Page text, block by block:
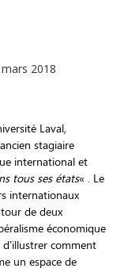
2018
Laval,
stagiaire
international et
tous ses états« . Le
internationaux
de deux
économique
comment
un espace de